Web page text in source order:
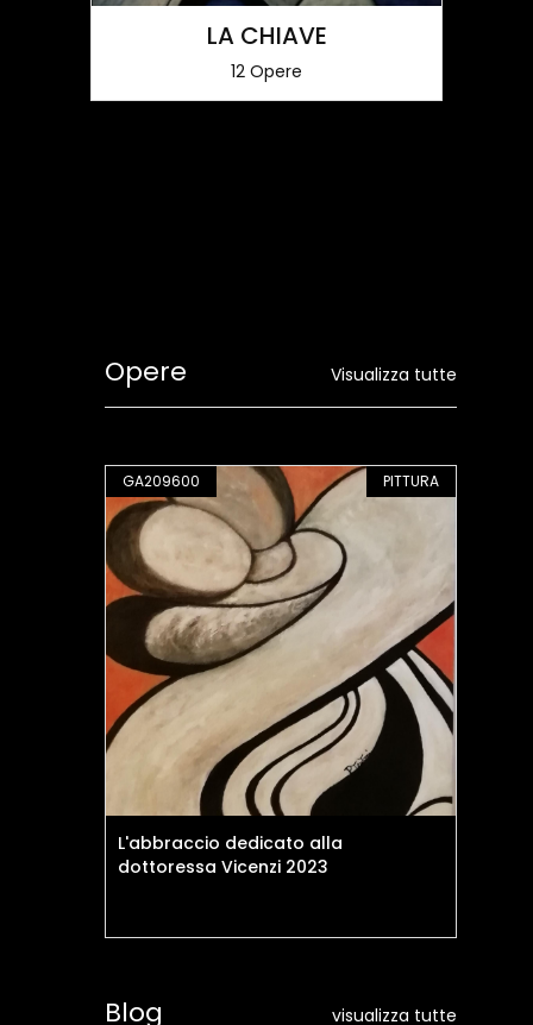
LA CHIAVE
12 Opere
Visualizza tutte
Opere
GA209600 PITTURA
L'abbraccio dedicato alla
dottoressa Vicenzi 2023
visualizza tutte
Blog